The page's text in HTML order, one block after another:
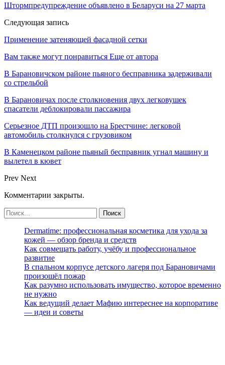
Штормпредупреждение объявлено в Беларуси на 27 марта
Следующая запись
Применение затеняющей фасадной сетки
Вам также могут понравиться Еще от автора
В Барановичском районе пьяного бесправника задерживали
со стрельбой
В Барановичах после столкновения двух легковушек
спасатели деблокировали пассажира
Серьезное ДТП произошло на Брестчине: легковой
автомобиль столкнулся с грузовиком
В Каменецком районе пьяный бесправник угнал машину и
вылетел в кювет
Prev Next
Комментарии закрыты.
Dermatime: профессиональная косметика для ухода за
кожей — обзор бренда и средств
Как совмещать работу, учёбу и профессиональное
развитие
В спальном корпусе детского лагеря под Барановичами
произошёл пожар
Как разумно использовать имущество, которое временно
не нужно
Как ведущий делает Мафию интереснее на корпоративе
— идеи и советы